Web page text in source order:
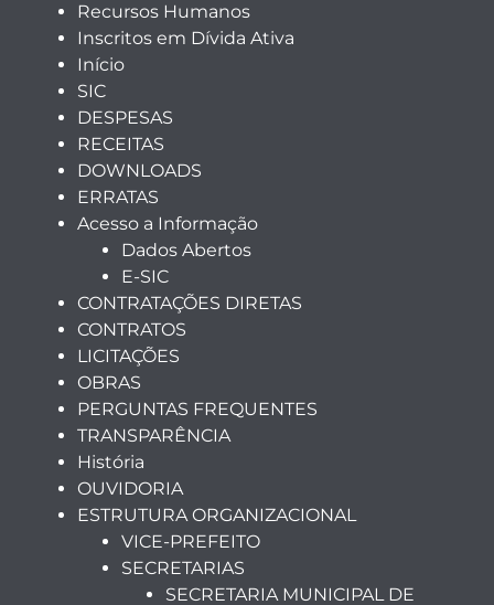
Recursos Humanos
Inscritos em Dívida Ativa
Início
SIC
DESPESAS
RECEITAS
DOWNLOADS
ERRATAS
Acesso a Informação
Dados Abertos
E-SIC
CONTRATAÇÕES DIRETAS
CONTRATOS
LICITAÇÕES
OBRAS
PERGUNTAS FREQUENTES
TRANSPARÊNCIA
História
OUVIDORIA
ESTRUTURA ORGANIZACIONAL
VICE-PREFEITO
SECRETARIAS
SECRETARIA MUNICIPAL DE